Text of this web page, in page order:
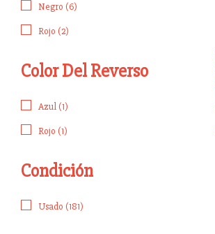
Negro (6)
Rojo (2)
Color Del Reverso
Azul (1)
Rojo (1)
Condición
Usado (181)